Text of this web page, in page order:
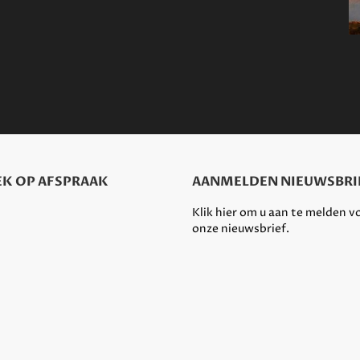
OP AFSPRAAK AANMELDEN
Klik hier om u aan te melden
onze nieuwsbrief.